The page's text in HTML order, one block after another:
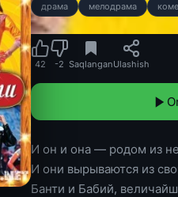
драма мелодрама
42 -2 SaqlanganUlashish
И он и она — родом из
И они вырываются из
Банти и Бабий,